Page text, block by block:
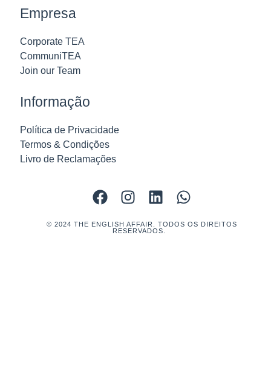
Empresa
Corporate TEA
CommuniTEA
Join our Team
Informação
Política de Privacidade
Termos & Condições
Livro de Reclamações
© 2024 THE ENGLISH AFFAIR. TODOS OS DIREITOS
RESERVADOS.